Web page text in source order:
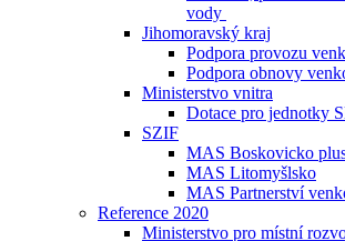
vody
Jihomoravský kraj
Podpora provozu
Podpora obnovy
Ministerstvo vnitra
Dotace pro jednotky
SZIF
MAS Boskovicko
MAS Litomyšlsko
MAS Partnerství
Reference 2020
Ministerstvo pro místní